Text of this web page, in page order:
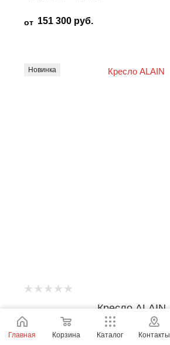
от 151 300 руб.
Новинка
Кресло ALAIN
Главная Корзина Каталог Контакты